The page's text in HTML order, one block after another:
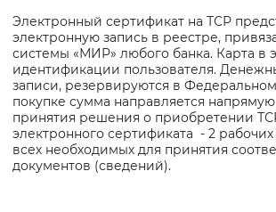
Цвет сайта
Монохромный
Синий фон
Основная
информация
Электронный сертификат на ТСР
электронную запись в реестре,
системы «МИР» любого банка. Карта в
идентификации пользователя.
записи, резервируются в
покупке сумма направляется
принятия решения о приобретении
электронного сертификата - 2
всех необходимых для принятия
документов (сведений).